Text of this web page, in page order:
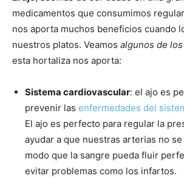
medicamentos que consumimos
nos aporta muchos beneficios cuando
nuestros platos. Veamos algunos de
esta hortaliza nos aporta:
Sistema cardiovascular: el ajo es
prevenir las enfermedades del
El ajo es perfecto para regular la
ayudar a que nuestras arterias no
modo que la sangre pueda fluir
evitar problemas como los infartos.